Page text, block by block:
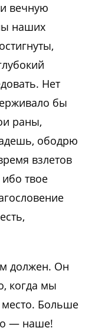
вечную
наших
Нет
бы
раны,
ободрю
взлетов
твое
должен. Он
когда мы
Больше
— наше!